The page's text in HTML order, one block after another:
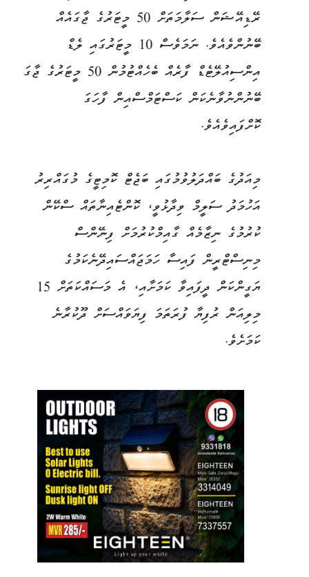
ރޭޑިއޭޝަން ސަލާމަތަށް 50 މީޓަރުގެ ޖާގައެއް
ބޭނުންވެއެވެ. ނަމަވެސް 10 މީޓަރުގައި ލެޑް
އިންސިއުލޭޓެޑް ފާރެއް ބެހެއްޓުމުން 50 މީޓަރުގެ ޖާގަ
ބޭނުންނުވާނެކަން ކަސްޓަމްސްއިން ފާހަގަ
ކޮށްފައިވެއެވެ.
މިއަދުގެ ބައްދަލުވުމުގައި ބަޖެޓް ކޮމިޓީގެ މުގައްރިރު
އަހުމަދު ސަލީމް ވިދާޅުވީ، ކޮންޓެއިނާތައް ސްކޭން
ކުރުމުގެ ނިޒާމެއް ގާއިމްކުރުމަށް ފިނޭންސް
މިނިސްޓްރީން ފައިސާ ހަމަޖައްސައިދޭނެކަމުގެ
ޔަގީންކަން ދީފައިވާ ކަމަށާއި، އެ މަސައްކަތަށް 15
މިލިއަން ރުފިޔާ ފުރަތަމަ ފިޔަވައްސަށް ދޫކުރާނެ
ކަމަށެވެ.